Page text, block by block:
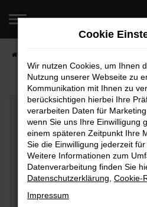
Zum
springen
Fehler: Network
Beim Laden ist ein Fehler
Hier sind ein paar Tipps, die
Überprüfe deine Firewall
Internetverbindung.
Laden andere Webseiten,
Cookie
Wir nutzen Cookies, um Ihnen
Nutzung unserer Webseite zu
Kommunikation mit Ihnen zu
berücksichtigen hierbei Ihre
verarbeiten Daten für
wenn Sie uns Ihre Einwilligung
einem späteren Zeitpunkt Ihre
Sie die Einwilligung jederzeit
Weitere Informationen zum
Datenverarbeitung finden Sie
Datenschutzerklärung Cookie-
Impressum